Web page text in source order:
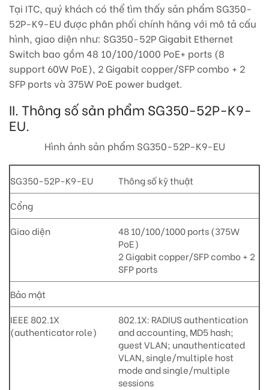
Tại ITC, quý khách có thể tìm thấy sản phẩm SG350-
52P-K9-EU được phân phối chính hãng với mô tả cấu
hình, giao diện như: SG350-52P Gigabit Ethernet
Switch bao gồm 48 10/100/1000 PoE+ ports (8
support 60W PoE), 2 Gigabit copper/SFP combo + 2
SFP ports và 375W PoE power budget.
II. Thông số sản phẩm SG350-52P-K9-
EU.
Hình ảnh sản phẩm SG350-52P-K9-EU
SG350-52P-K9-EU
Thông số kỹ thuật
Cổng
Giao diện
48 10/100/1000 ports (375W
PoE)
2 Gigabit copper/SFP combo + 2
SFP ports
Bảo mật
IEEE 802.1X
(authenticator role)
802.1X: RADIUS authentication
and accounting, MD5 hash;
guest VLAN; unauthenticated
VLAN, single/multiple host
mode and single/multiple
sessions